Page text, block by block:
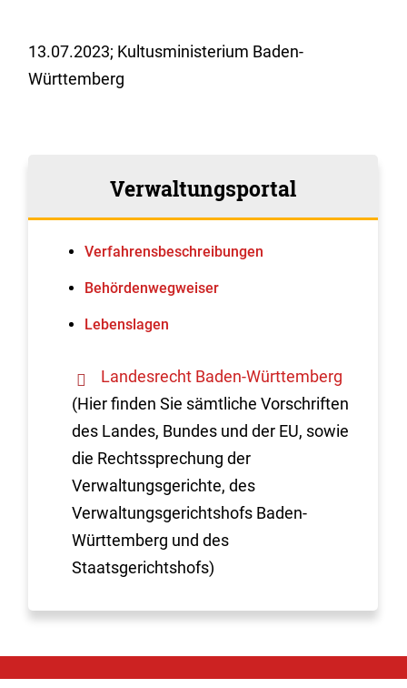
13.07.2023; Kultusministerium Baden-
Württemberg
Verwaltungsportal
Verfahrens­beschreibungen
Behördenwegweiser
Lebenslagen
Landesrecht Baden-Württemberg
(Hier finden Sie sämtliche Vorschriften
des Landes, Bundes und der EU, sowie
die Rechtssprechung der
Verwaltungsgerichte, des
Verwaltungsgerichtshofs Baden-
Württemberg und des
Staatsgerichtshofs)